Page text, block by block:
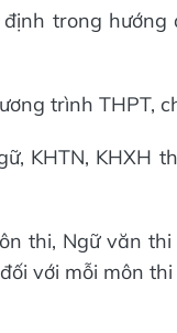
trong
trình THPT,
KHTN, KHXH
thi, Ngữ văn
với mỗi môn